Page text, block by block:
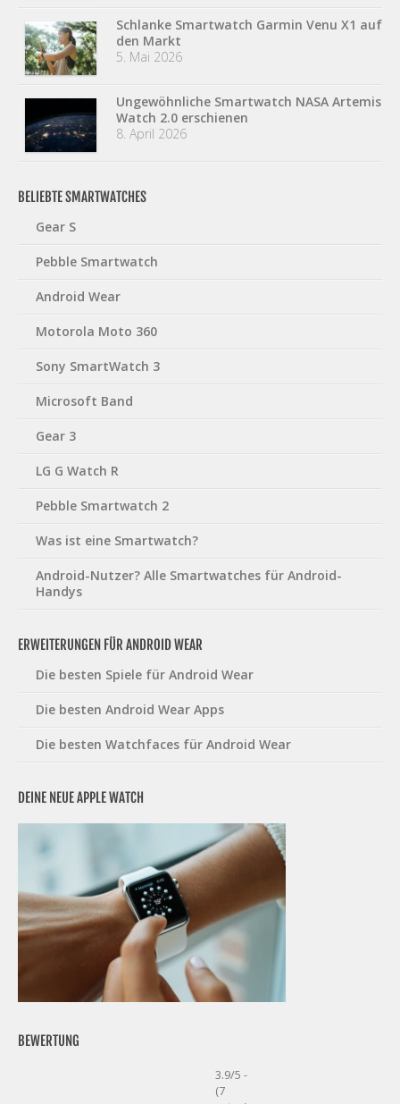
Schlanke Smartwatch Garmin Venu X1 auf
den Markt
5. Mai 2026
Ungewöhnliche Smartwatch NASA Artemis
Watch 2.0 erschienen
8. April 2026
BELIEBTE SMARTWATCHES
Gear S
Pebble Smartwatch
Android Wear
Motorola Moto 360
Sony SmartWatch 3
Microsoft Band
Gear 3
LG G Watch R
Pebble Smartwatch 2
Was ist eine Smartwatch?
Android-Nutzer? Alle Smartwatches für Android-
Handys
ERWEITERUNGEN FÜR ANDROID WEAR
Die besten Spiele für Android Wear
Die besten Android Wear Apps
Die besten Watchfaces für Android Wear
DEINE NEUE APPLE WATCH
BEWERTUNG
3.9/5 -
(7